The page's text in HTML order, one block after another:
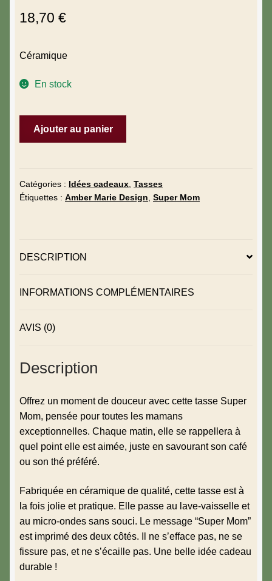
18,70 €
Céramique
En stock
Ajouter au panier
Catégories : Idées cadeaux Tasses
Étiquettes : Amber Marie Design Super Mom
DESCRIPTION
INFORMATIONS COMPLÉMENTAIRES
AVIS (0)
Description
Offrez un moment de douceur avec cette tasse Super
Mom, pensée pour toutes les mamans
exceptionnelles. Chaque matin, elle se rappellera à
quel point elle est aimée, juste en savourant son café
ou son thé préféré.
Fabriquée en céramique de qualité, cette tasse est à
la fois jolie et pratique. Elle passe au lave-vaisselle et
au micro-ondes sans souci. Le message “Super Mom”
est imprimé des deux côtés. Il ne s’efface pas, ne se
fissure pas, et ne s’écaille pas. Une belle idée cadeau
durable !